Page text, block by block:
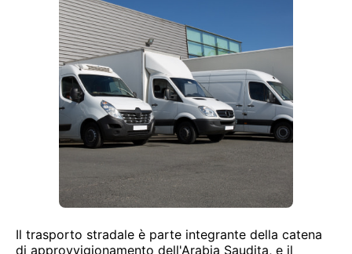
Il trasporto stradale è parte integrante della catena
di approvvigionamento dell'Arabia Saudita, e il